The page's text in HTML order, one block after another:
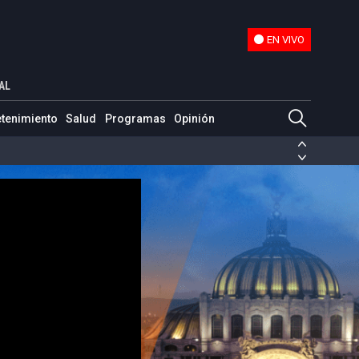
EN VIVO
Salud Programas Opinión
de las FARC
desde el covid-19